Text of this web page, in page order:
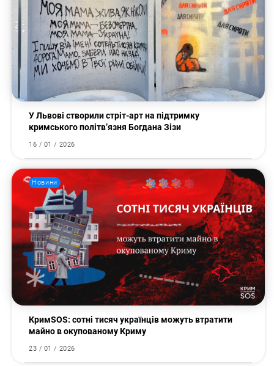
Пошук за запитом:
У Львові створили стріт-арт на підтримку
кримського політв’язня Богдана Зізи
16 / 01 / 2026
Новини
КримSOS: сотні тисяч українців можуть втратити
майно в окупованому Криму
23 / 01 / 2026